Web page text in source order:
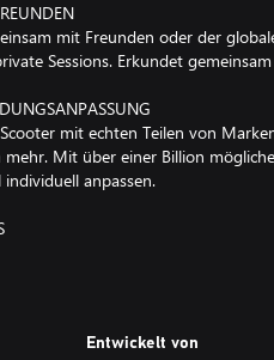
mit Freunden oder der
Sessions. Erkundet
mit echten Teilen von
mehr. Mit über einer Billion
anpassen.
Stream, Bay Skate und X Air.
mit dem Replay-Editor im Spiel
Entwickelt von